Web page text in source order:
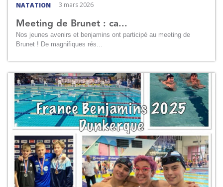
NATATION 3 mars 2026
Meeting de Brunet : ca...
Nos jeunes avenirs et benjamins ont participé au meeting de
Brunet ! De magnifiques rés...